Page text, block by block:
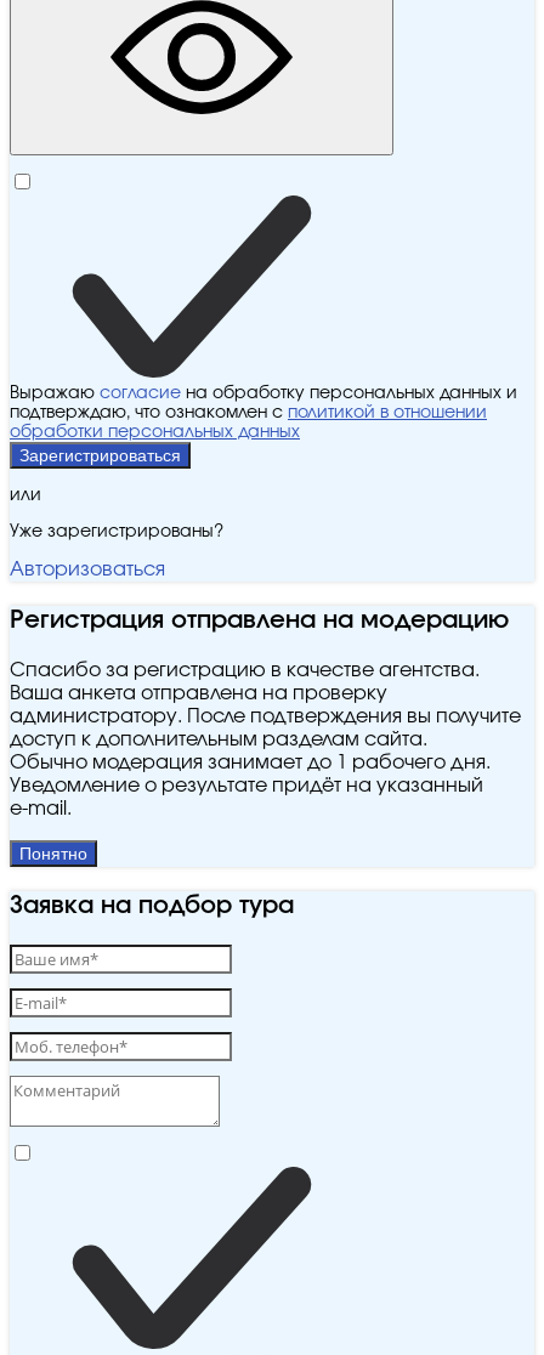
Выражаю согласие на обработку персональных данных и
подтверждаю, что ознакомлен с политикой в отношении
обработки персональных данных
Зарегистрироваться
или
Уже зарегистрированы?
Авторизоваться
Регистрация отправлена на модерацию
Спасибо за регистрацию в качестве агентства.
Ваша анкета отправлена на проверку
администратору. После подтверждения вы получите
доступ к дополнительным разделам сайта.
Обычно модерация занимает до 1 рабочего дня.
Уведомление о результате придёт на указанный
e‑mail.
Понятно
Заявка на подбор тура